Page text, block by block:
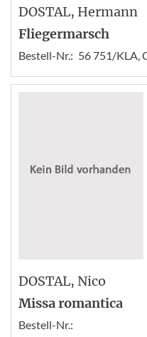
DOSTAL, Hermann
Fliegermarsch
Bestell-Nr.: 56 751/KLA,
DOSTAL, Nico
Missa romantica
Bestell-Nr.: